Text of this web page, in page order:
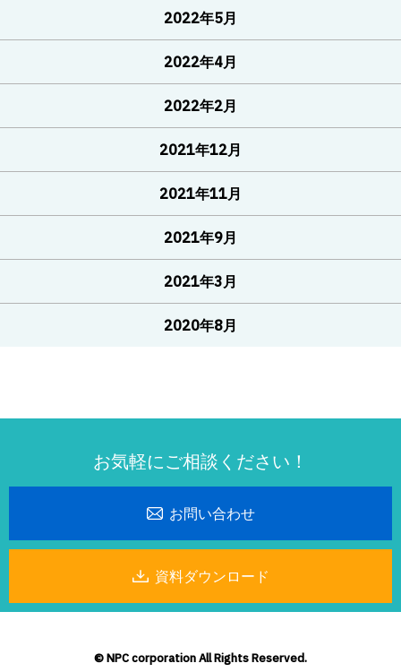
2022年5月
2022年4月
2022年2月
2021年12月
2021年11月
2021年9月
2021年3月
2020年8月
お気軽にご相談ください！
お問い合わせ
資料ダウンロード
© NPC corporation All Rights Reserved.